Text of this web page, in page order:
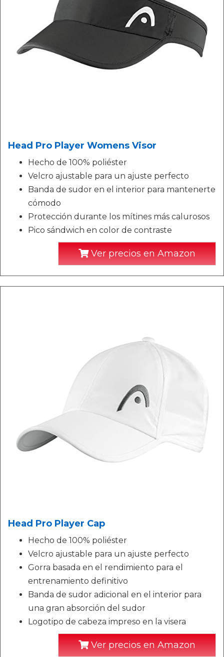
Head Pro Player Womens Visor
Hecho de 100% poliéster
Velcro ajustable para un ajuste perfecto
Banda de sudor en el interior para mantenerte
cómodo
Protección durante los mítines más calurosos
Pico sándwich en color de contraste
Ver precios en Amazon
Head Pro Player Cap
Hecho de 100% poliéster
Velcro ajustable para un ajuste perfecto
Gorra basada en el rendimiento para el
entrenamiento definitivo
Banda de sudor adicional en el interior para
una gran absorción del sudor
Logotipo de cabeza impreso en la visera
Ver precios en Amazon